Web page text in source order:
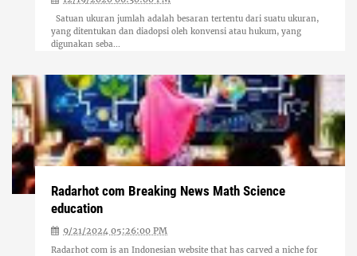
Satuan ukuran jumlah adalah besaran tertentu dari suatu ukuran,
yang ditentukan dan diadopsi oleh konvensi atau hukum, yang
digunakan seba...
Radarhot com Breaking News Math Science
education
9/21/2024 05:26:00 PM
Radarhot com is an Indonesian website that has carved a niche for